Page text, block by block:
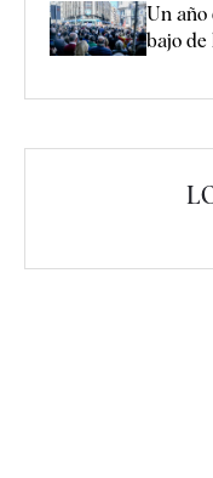
Un año
bajo de